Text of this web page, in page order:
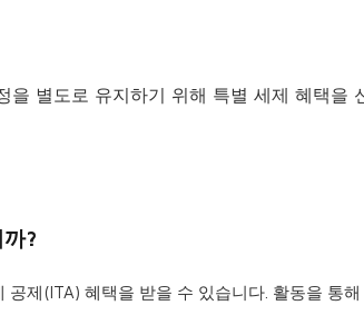
별도로 유지하기 위해 특별 세제 혜택을
?
제(ITA) 혜택을 받을 수 있습니다. 활동을 통